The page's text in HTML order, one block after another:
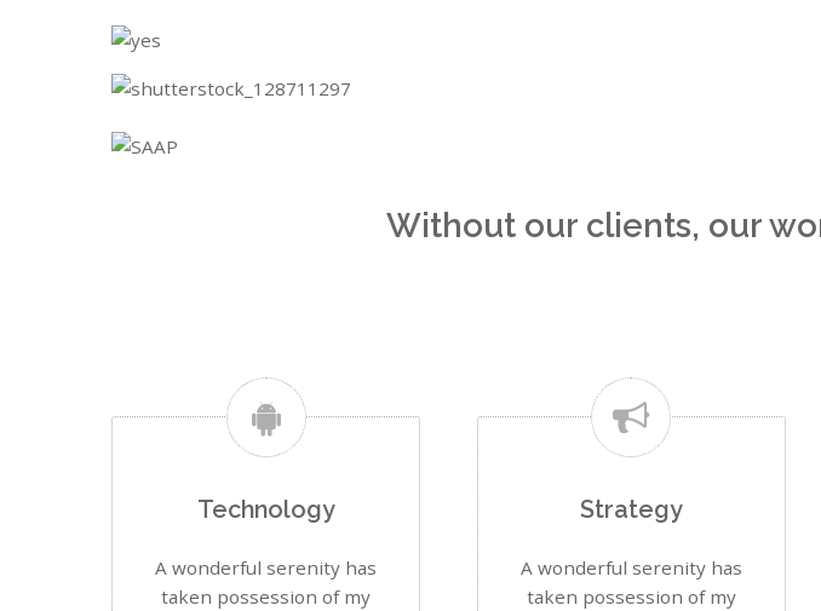
Without our clients, our
Technology
A wonderful serenity has
taken possession of my
Strategy
A wonderful serenity has
taken possession of my